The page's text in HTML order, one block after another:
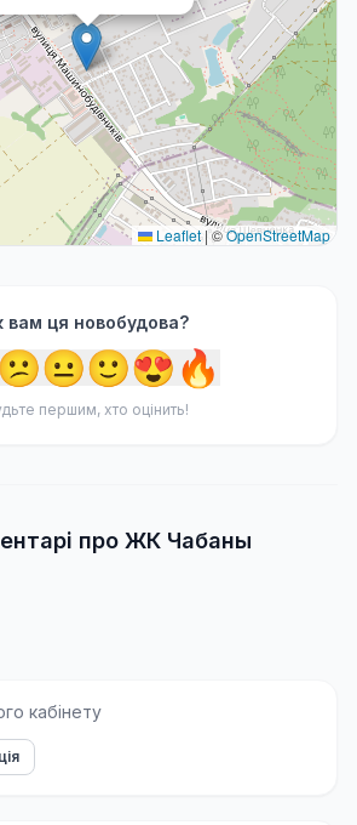
Leaflet | ©OpenStreetMap
вам ця новобудова?
😕😐🙂😍🔥
першим, хто оцінить!
про ЖК Чабаны
кабінету